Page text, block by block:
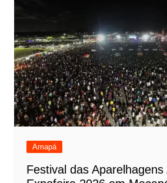
Amapá
Festival das Aparelhagens